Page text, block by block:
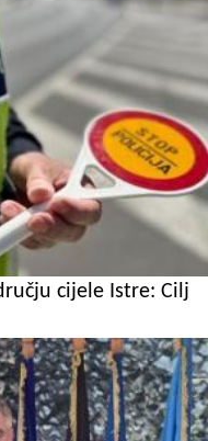
cijele Istre: Cilj